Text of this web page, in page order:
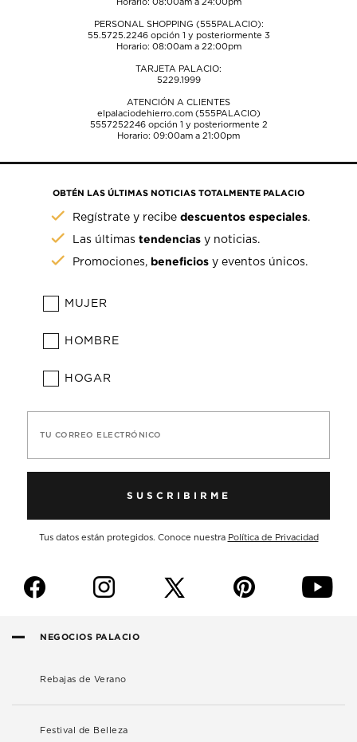
Horario: 08:00am a 24:00pm
PERSONAL SHOPPING (555PALACIO):
55.5725.2246opción 1 y posteriormente 3
Horario: 08:00am a 22:00pm
TARJETA PALACIO:
5229.1999
ATENCIÓN A CLIENTES
elpalaciodehierro.com (555PALACIO)
5557252246opción 1 y posteriormente 2
Horario: 09:00am a 21:00pm
OBTÉN LAS ÚLTIMAS NOTICIAS TOTALMENTE PALACIO
Regístrate y recibedescuentos especiales.
Las últimastendencias y noticias.
Promociones, beneficios y eventos únicos.
MUJER
HOMBRE
HOGAR
TU CORREO ELECTRÓNICO
SUSCRIBIRME
Tus datos están protegidos. Conoce nuestra Política de Privacidad
f i p y
NEGOCIOS PALACIO
Rebajas de Verano
Festival de Belleza